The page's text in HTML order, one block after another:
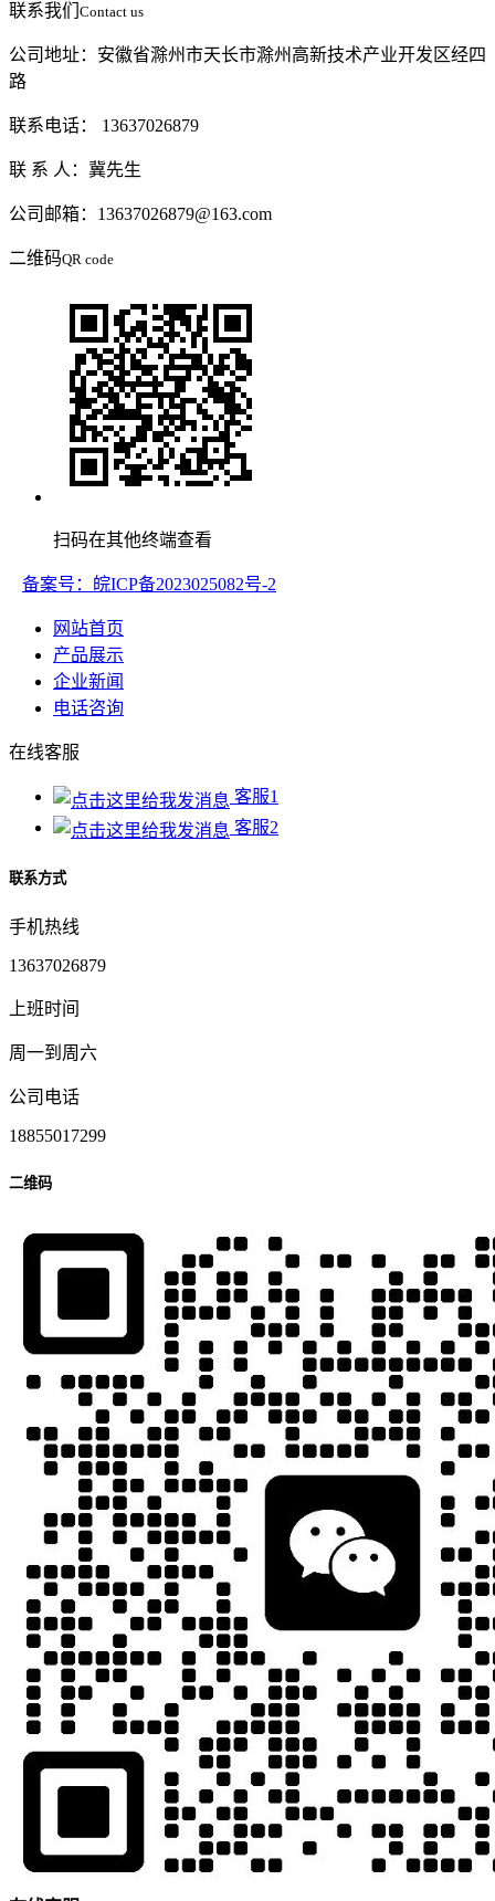
联系我们 Contact us
公司地址：安徽省滁州市天长市滁州高新技术产业开发区经四
路
联系电话： 13637026879
联 系 人：冀先生
公司邮箱：13637026879@163.com
二维码QR code
扫码在其他终端查看
备案号：皖ICP备2023025082号-2
网站首页
产品展示
企业新闻
电话咨询
在线客服
客服1
客服2
联系方式
手机热线
13637026879
上班时间
周一到周六
公司电话
18855017299
二维码